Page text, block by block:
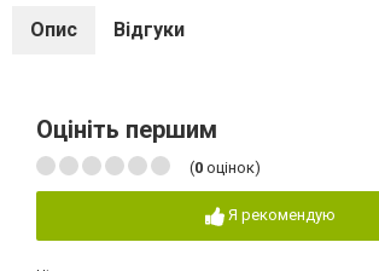
Опис Відгуки
Оцініть першим
(0 оцінок)
Я рекомендую